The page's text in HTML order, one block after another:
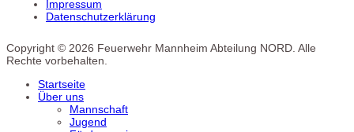
Impressum
Datenschutzerklärung
Copyright © 2026 Feuerwehr Mannheim Abteilung NORD. Alle
Rechte vorbehalten.
Startseite
Über uns
Mannschaft
Jugend